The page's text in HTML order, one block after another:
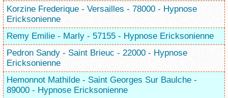
Korzine Frederique - Versailles - 78000 - Hypnose
Ericksonienne
Remy Emilie - Marly - 57155 - Hypnose Ericksonienne
Pedron Sandy - Saint Brieuc - 22000 - Hypnose
Ericksonienne
Hemonnot Mathilde - Saint Georges Sur Baulche -
89000 - Hypnose Ericksonienne